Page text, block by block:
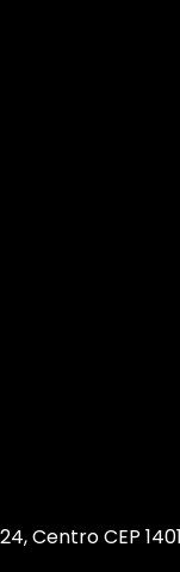
Centro CEP